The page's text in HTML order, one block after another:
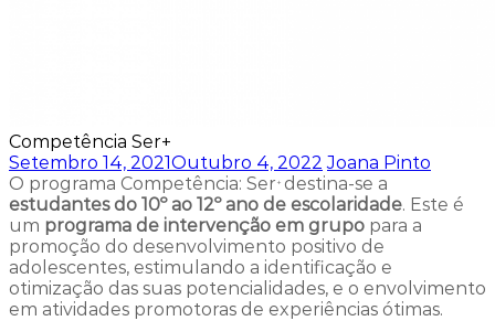
Competência Ser+
Setembro 14, 2021Outubro 4, 2022 Joana Pinto
O programa Competência: Ser + destina-se a
estudantes do 10º ao 12º ano de escolaridade. Este é
um programa de intervenção em grupo para a
promoção do desenvolvimento positivo de
adolescentes, estimulando a identificação e
otimização das suas potencialidades, e o envolvimento
em atividades promotoras de experiências ótimas.